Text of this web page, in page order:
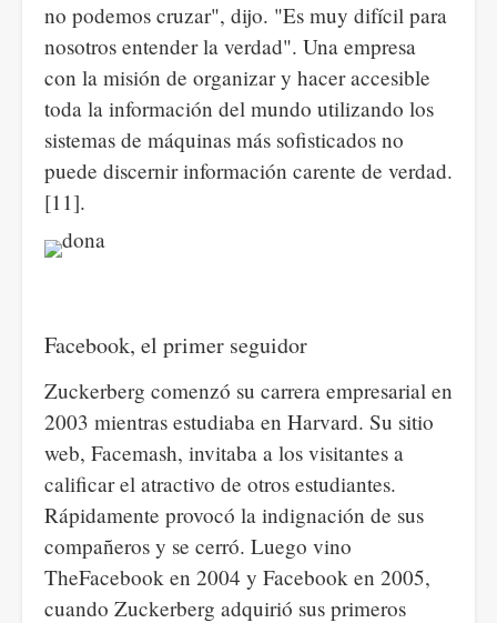
no podemos cruzar", dijo. "Es muy difícil para
nosotros entender la verdad". Una empresa
con la misión de organizar y hacer accesible
toda la información del mundo utilizando los
sistemas de máquinas más sofisticados no
puede discernir información carente de verdad.
[11].
Facebook, el primer seguidor
Zuckerberg comenzó su carrera empresarial en
2003 mientras estudiaba en Harvard. Su sitio
web, Facemash, invitaba a los visitantes a
calificar el atractivo de otros estudiantes.
Rápidamente provocó la indignación de sus
compañeros y se cerró. Luego vino
TheFacebook en 2004 y Facebook en 2005,
cuando Zuckerberg adquirió sus primeros